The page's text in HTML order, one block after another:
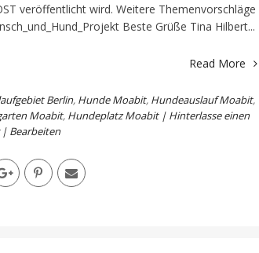
veröffentlicht wird. Weitere Themenvorschläge
Beste Grüße Tina Hilbert...
Read More
Berlin, Hunde Moabit, Hundeauslauf Moabit,
Moabit, Hundeplatz Moabit | Hinterlasse einen
Bearbeiten